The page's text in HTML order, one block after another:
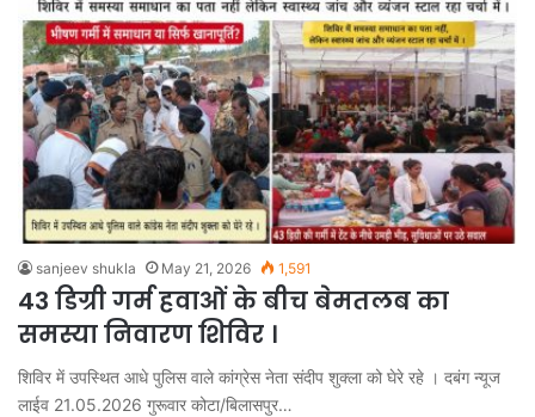
sanjeev shukla May 21, 2026 1,591
43 डिग्री गर्म हवाओं के बीच बेमतलब का
समस्या निवारण शिविर ।
शिविर में उपस्थित आधे पुलिस वाले कांग्रेस नेता संदीप शुक्ला को घेरे रहे । दबंग न्यूज
लाईव 21.05.2026 गुरूवार कोटा/बिलासपुर…